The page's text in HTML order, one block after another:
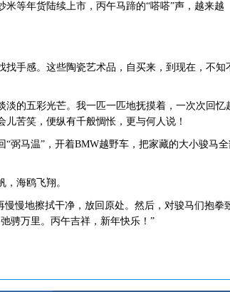
等年货陆续上市，丙午马蹄的“嗒嗒”声，越来越
手感。这些陶瓷艺术品，自买来，到现在，不知
的五彩光芒。我一匹一匹地抚摸着，一次次回忆
苦笑，便纵有千般惆怅，更与何人说！
马温”，开着BMW越野车，把家藏的大小骏马
海鸥飞翔。
慢地擦拭干净，放回原处。然后，对骏马们抱拳
骋万里。丙午吉祥，新年快乐！”